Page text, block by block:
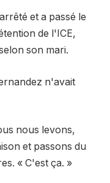
et a passé le
de l'ICE,
son mari.
n'avait
nous levons,
et passons du
« C'est ça. »